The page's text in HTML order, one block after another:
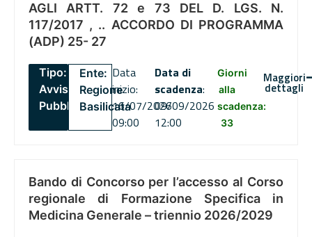
AGLI ARTT. 72 e 73 DEL D. LGS. N.
117/2017 , .. ACCORDO DI PROGRAMMA
(ADP) 25- 27
Tipo:
Avviso
Pubblico
Ente:
Regione
Basilicata
Data
inizio:
16/07/2026
09:00
Data di
scadenza:
09/09/2026
12:00
Giorni
alla
scadenza:
33
Maggiori
dettagli
Bando di Concorso per l’accesso al Corso
regionale di Formazione Specifica in
Medicina Generale – triennio 2026/2029